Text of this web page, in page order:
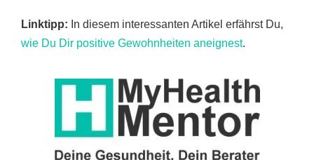
Linktipp: In diesem interessanten Artikel erfährst Du,
wie Du Dir positive Gewohnheiten aneignest.